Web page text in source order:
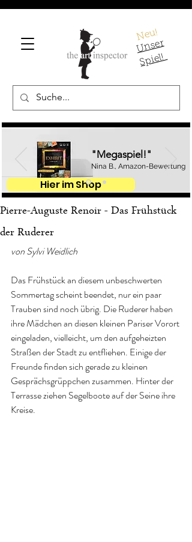
Neu!
U
ns
er
S
pi
el!
"Megaspiel!"
Nina B., Amazon-Bewertung
Hier im Shop
Pierre-Auguste Renoir - Das Frühstück
der Ruderer
von Sylvi Weidlich
Das Frühstück an diesem unbeschwerten
Sommertag scheint beendet, nur ein paar
Trauben sind noch übrig. Die Ruderer haben
ihre Mädchen an diesen kleinen Pariser Vorort
eingeladen, vielleicht, um den aufgeheizten
Straßen der Stadt zu entfliehen. Einige der
Freunde finden sich gerade zu kleinen
Gesprächsgrüppchen zusammen. Hinter der
Terrasse ziehen Segelboote auf der Seine ihre
Kreise.